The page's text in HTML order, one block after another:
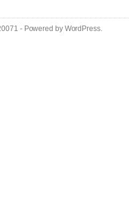
- Powered by WordPress.